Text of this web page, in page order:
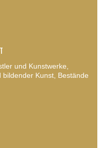
und Kunstwerke,
Kunst, Bestände